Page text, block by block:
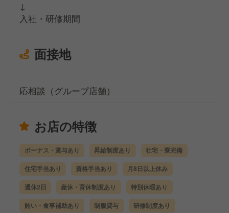
↓
入社・研修期間
面接地
応相談（グループ店舗）
お店の特徴
ボーナス・賞与あり 昇給制度あり 社宅・寮完備
住宅手当あり 資格手当あり 月8日以上休み
週休2日 産休・育休制度あり 特別休暇あり
賄い・食事補助あり 制服貸与 研修制度あり